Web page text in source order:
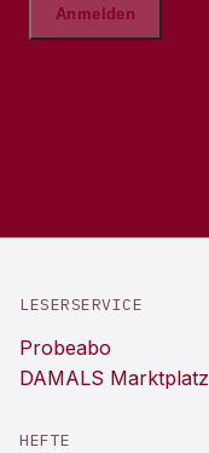
LESERSERVICE
Probeabo
DAMALS Marktplatz
HEFTE